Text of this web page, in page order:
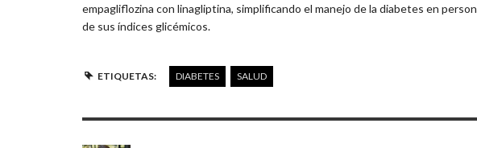
empagliflozina con linagliptina, simplificando el manejo de la diabetes en
de sus índices glicémicos.
ETIQUETAS: DIABETES SALUD